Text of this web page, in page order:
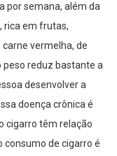
por semana, além da
rica em frutas,
vermelha, de
peso reduz bastante a
desenvolver a
doença crônica é
cigarro têm relação
consumo de cigarro é